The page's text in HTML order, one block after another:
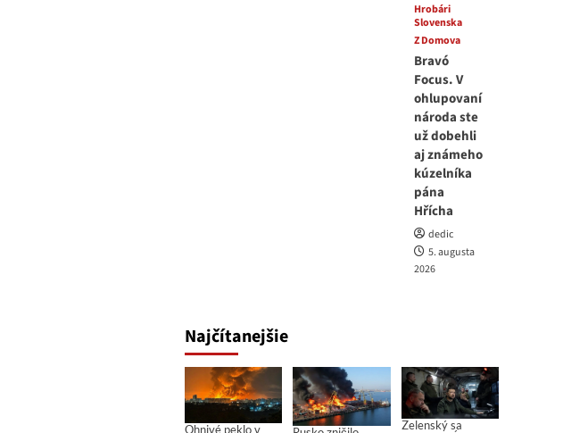
Hrobári
Slovenska
Z Domova
Bravó
Focus. V
ohlupovaní
národa ste
už dobehli
aj známeho
kúzelníka
pána
Hřícha
dedic
5. augusta
2026
Najčítanejšie
Ohnivé peklo v
Zelenský sa